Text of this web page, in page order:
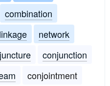
combination
linkage
network
juncture
conjunction
conjointment